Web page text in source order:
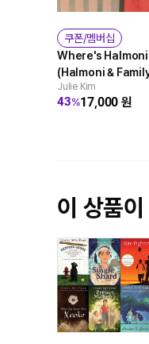
쿠폰/멤버십
Where's
(Halmoni &
Julie Kim
43%17,000원
이 상품